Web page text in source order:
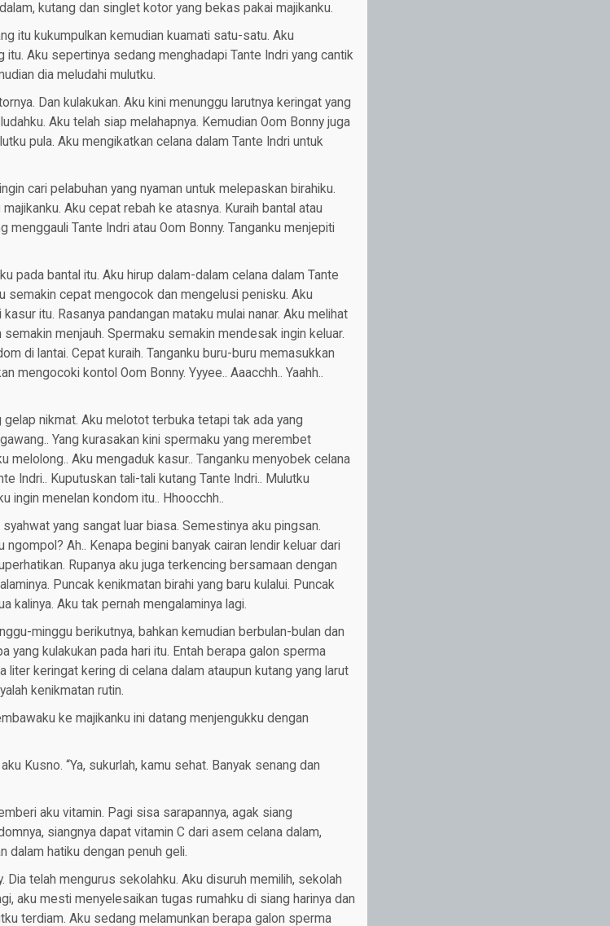
kutang dan singlet kotor yang bekas pakai majikanku.
itu kukumpulkan kemudian kuamati satu-satu. Aku
itu. Aku sepertinya sedang menghadapi Tante Indri yang cantik
dia meludahi mulutku.
Dan kulakukan. Aku kini menunggu larutnya keringat yang
Aku telah siap melahapnya. Kemudian Oom Bonny juga
pula. Aku mengikatkan celana dalam Tante Indri untuk
cari pelabuhan yang nyaman untuk melepaskan birahiku.
Aku cepat rebah ke atasnya. Kuraih bantal atau
menggauli Tante Indri atau Oom Bonny. Tanganku menjepiti
pada bantal itu. Aku hirup dalam-dalam celana dalam Tante
semakin cepat mengocok dan mengelusi penisku. Aku
itu. Rasanya pandangan mataku mulai nanar. Aku melihat
menjauh. Spermaku semakin mendesak ingin keluar.
di lantai. Cepat kuraih. Tanganku buru-buru memasukkan
mengocoki kontol Oom Bonny. Yyyee.. Aaacchh.. Yaahh..
nikmat. Aku melotot terbuka tetapi tak ada yang
Yang kurasakan kini spermaku yang merembet
melolong.. Aku mengaduk kasur.. Tanganku menyobek celana
Indri.. Kuputuskan tali-tali kutang Tante Indri.. Mulutku
ingin menelan kondom itu.. Hhoocchh..
yang sangat luar biasa. Semestinya aku pingsan.
Ah.. Kenapa begini banyak cairan lendir keluar dari
Rupanya aku juga terkencing bersamaan dengan
Puncak kenikmatan birahi yang baru kulalui. Puncak
kalinya. Aku tak pernah mengalaminya lagi.
minggu berikutnya, bahkan kemudian berbulan-bulan dan
yang kulakukan pada hari itu. Entah berapa galon sperma
liter keringat kering di celana dalam ataupun kutang yang larut
kenikmatan rutin.
ke majikanku ini datang menjengukku dengan
Kusno. “Ya, sukurlah, kamu sehat. Banyak senang dan
aku vitamin. Pagi sisa sarapannya, agak siang
siangnya dapat vitamin C dari asem celana dalam,
dalam hatiku dengan penuh geli.
Dia telah mengurus sekolahku. Aku disuruh memilih, sekolah
aku mesti menyelesaikan tugas rumahku di siang harinya dan
terdiam. Aku sedang melamunkan berapa galon sperma